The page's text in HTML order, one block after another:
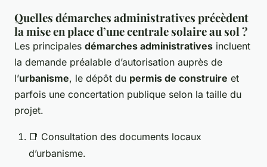
Quelles démarches administratives précèdent
la mise en place d’une centrale solaire au sol ?
Les principales démarches administratives incluent
la demande préalable d’autorisation auprès de
l’urbanisme, le dépôt du permis de construire et
parfois une concertation publique selon la taille du
projet.
📑 Consultation des documents locaux
d’urbanisme.